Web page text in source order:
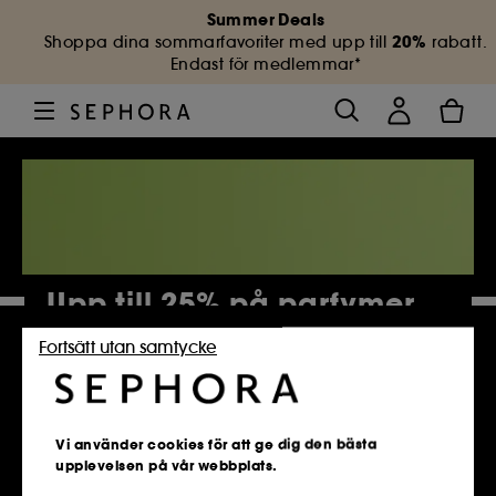
Summer Deals
Shoppa dina sommarfavoriter med upp till 20% rabatt.
Endast för medlemmar*
Upp till 25% på parfymer
4 883 Produkter
Vi använder cookies för att ge dig den bästa
upplevelsen på vår webbplats.
Fortsätt utan samtycke